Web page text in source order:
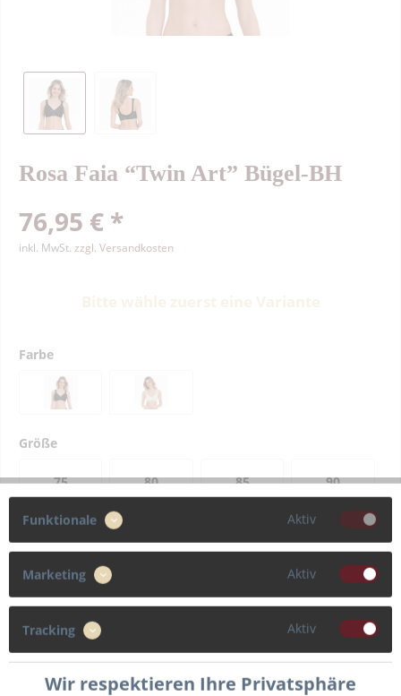
Rosa Faia “Twin Art” Bügel-BH
76,95 € *
inkl. MwSt. zzgl. Versandkosten
Farbe
Größe
75 80 85 90
Cup
B
E
Funktionale Aktiv
Marketing Aktiv
Tracking Aktiv
Wir respektieren Ihre Privatsphäre